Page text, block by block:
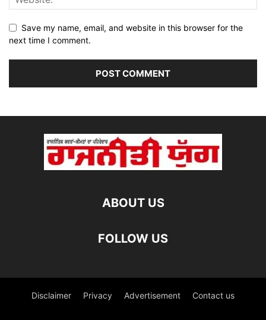
Save my name, email, and website in this browser for the
next time I comment.
ABOUT US
FOLLOW US
Disclaimer Privacy Advertisement Contact us